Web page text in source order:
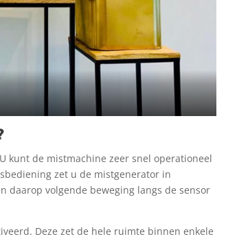
kunt de mistmachine zeer snel operationeel
zet u de mistgenerator in
daarop volgende beweging langs de sensor
Deze zet de hele ruimte binnen enkele